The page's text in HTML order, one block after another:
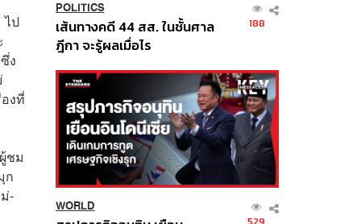
ไป
ง
งที่
ชม
ก
-
POLITICS
เส้นทางคดี 44 สส. ในชั้นศาล
ฎีกา จะรู้ผลเมื่อไร
188
WORLD